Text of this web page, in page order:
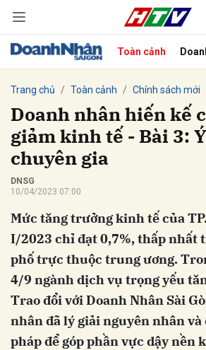
Toàn cảnh
Trang chủ Toàn cảnh Chính sách mới
Doanh nhân hiến kế
giảm kinh tế - Bài 3:
chuyên gia
DNSG
10/04/2023 07:00
Mức tăng trưởng kinh tế của
I/2023 chỉ đạt 0,7%, thấp nhất
phố trực thuộc trung ương.
4/9 ngành dịch vụ trọng yếu
Trao đổi với Doanh Nhân Sài
nhân đã lý giải nguyên nhân và
pháp để góp phần vực dậy nền